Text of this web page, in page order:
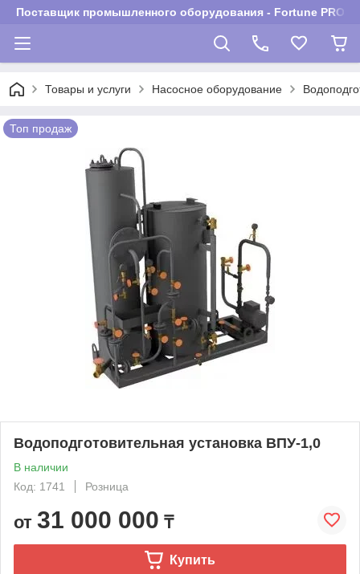
Поставщик промышленного оборудования - Fortune PROM
Товары и услуги Насосное оборудование
Топ продаж
Водоподготовительная установка ВПУ-1,0
В наличии
Код: 1741
Розница
от 31 000 000 ₸
Купить